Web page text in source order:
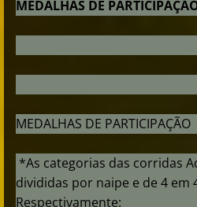
MEDALHAS DE
MEDALHAS DE PARTICIPAÇÃO
*As categorias das corridas
divididas por naipe e de 4 em
Respectivamente: